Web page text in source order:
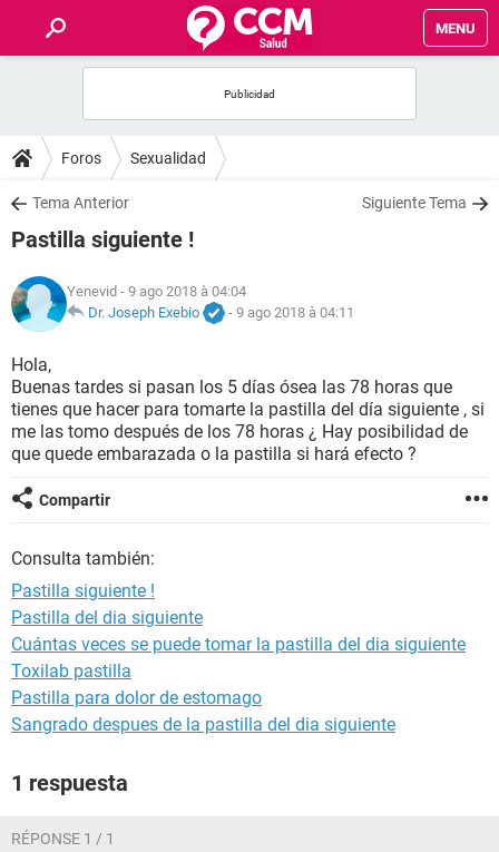
MENU
FORUMS
SALUD
NUTRICIÓN
BIENESTAR
SEXUALIDAD
GLOSARIO
Foros Sexualidad
Tema Anterior Siguiente Tema
Pastilla siguiente !
Yenevid - 9 ago 2018 à 04:04
Dr. Joseph Exebio
- 9 ago 2018 à 04:11
Hola,
Buenas tardes si pasan los 5 días ósea las 78 horas que
tienes que hacer para tomarte la pastilla del día siguiente , si
me las tomo después de los 78 horas ¿ Hay posibilidad de
que quede embarazada o la pastilla si hará efecto ?
Compartir
Consulta también:
Pastilla siguiente !
Pastilla del dia siguiente
Cuántas veces se puede tomar la pastilla del dia siguiente
Toxilab pastilla
Pastilla para dolor de estomago
Sangrado despues de la pastilla del dia siguiente
1 respuesta
RÉPONSE 1 / 1